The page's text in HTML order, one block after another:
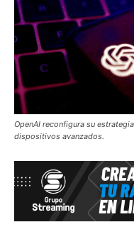
OpenAI reconfigura su
dispositivos avanzados.